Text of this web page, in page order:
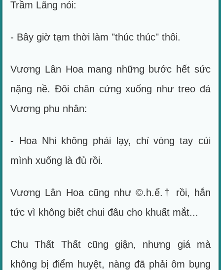
Trầm Lãng nói:
- Bây giờ tạm thời làm "thúc thúc" thôi.
Vương Lân Hoa mang những bước hết sức
nặng nề. Đôi chân cứng xuống như treo đá
Vương phu nhân:
- Hoa Nhi không phải lạy, chỉ vòng tay cúi
mình xuống là đủ rồi.
Vương Lân Hoa cũng như ©.h.ế.† rồi, hắn
tức vì không biết chui đâu cho khuất mắt...
Chu Thất Thất cũng giận, nhưng giá mà
không bị điểm huyệt, nàng đã phải ôm bụng